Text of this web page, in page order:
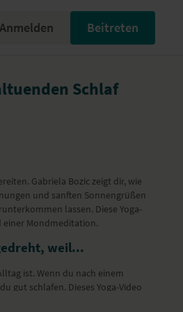
Anmelden Beitreten
Schlaf
Gabriela Bozic zeigt dir, wie
und sanften Sonnengrüßen
lassen. Diese Yoga-
einer Mondmeditation.
weil...
ist. Wenn du nach einem
gut schlafen. Dieses Yoga-Video